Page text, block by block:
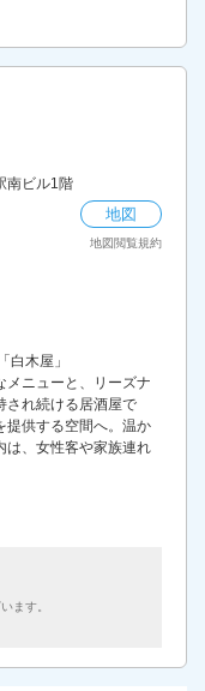
南ビル1階
地図
地図閲覧規約
白木屋」
メニューと、リーズナ
され続ける居酒屋で
提供する空間へ。温か
は、女性客や家族連れ
ます。